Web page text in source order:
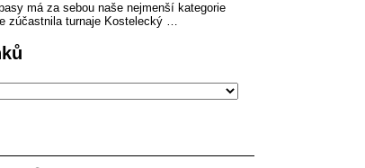
má za sebou naše nejmenší kategorie
zúčastnila turnaje Kostelecký …